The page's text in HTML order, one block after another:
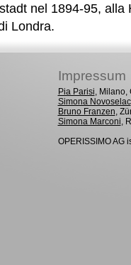
nel 1894-95,
Londra.
Impressum
Pia Parisi, Milano,
Simona Novoselac
Bruno Franzen,
Simona Marconi,
OPERISSIMO AG